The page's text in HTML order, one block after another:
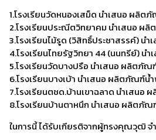
1.โรงเรียนวัดหนองเสม็ด นำเสนอ ผลิต
2.โรงเรียนประณีตวิทยาคม นำเสนอ ผ
3.โรงเรียนไม้รูด (วิสิทธิ์ประชาสรรค์)
4.โรงเรียนไทยรัฐวิทยา 44 (นนทรีย์)
5.โรงเรียนวัดบางปรือ นำเสนอ ผลิตภั
6.โรงเรียนบางเบ้า นำเสนอ ผลิตภัณฑ์น้
7.โรงเรียนตชด.บ้านเขาฉลาด นำเสนอ
8.โรงเรียนบ้านตาหนึก นำเสนอ ผลิตภั
ในการนี้ ได้รับเกียรติจากผู้ทรงคุณวุฒิ จำ